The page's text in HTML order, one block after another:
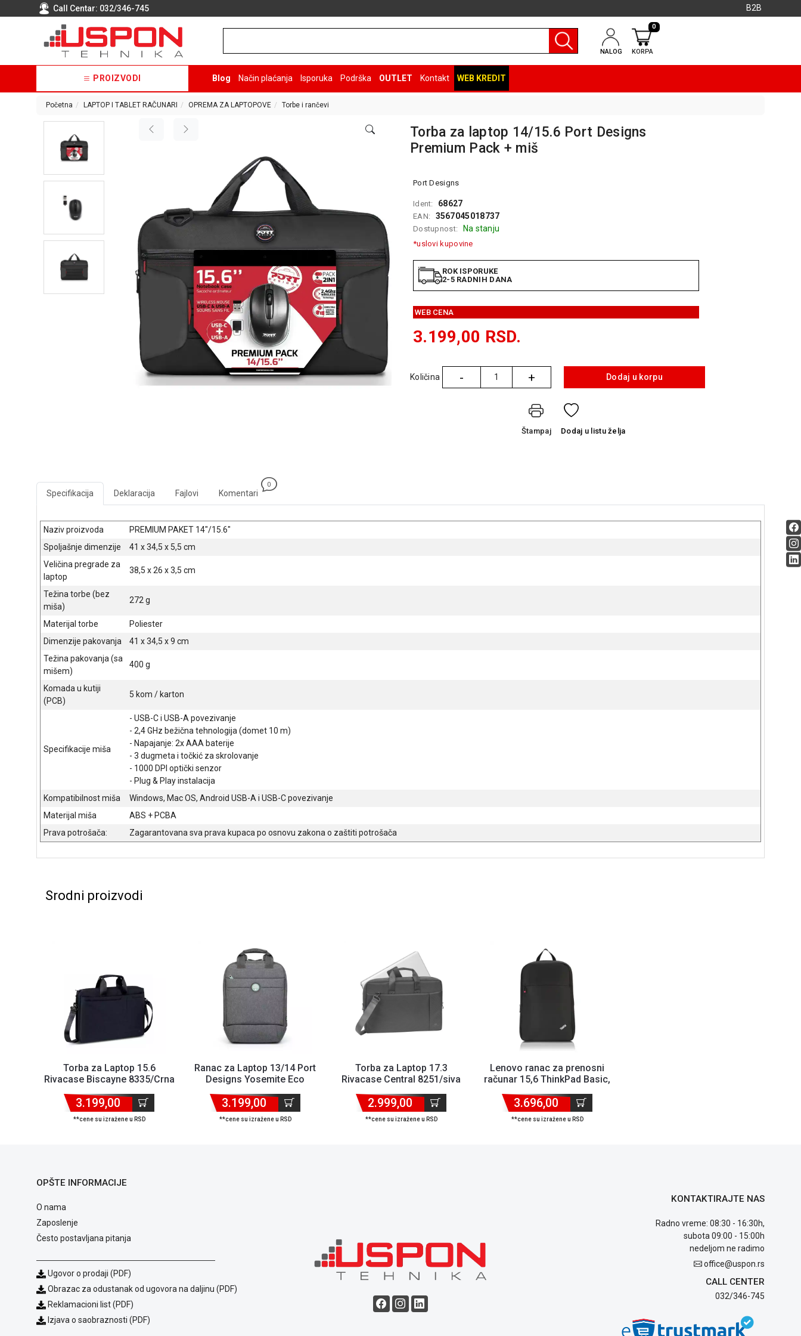
Call Centar: 032/346-745 B2B
NALOG KORPA
0
PROIZVODI Blog Način plaćanja Isporuka Podrška OUTLET Kontakt WEB KREDIT
Početna LAPTOP I TABLET RAČUNARI OPREMA ZA LAPTOPOVE Torbe i rančevi
Torba za laptop 14/15.6 Port Designs
Premium Pack + miš
Port Designs
Ident: 68627
EAN: 3567045018737
Dostupnost: Na stanju
*uslovi kupovine
ROK ISPORUKE
2-5 RADNIH DANA
WEB CENA
3.199,00 RSD.
Količina - + Dodaj u korpu
Štampaj Dodaj u listu želja
Specifikacija Deklaracija Fajlovi Komentari
0
Naziv proizvoda
PREMIUM PAKET 14"/15.6"
Spoljašnje dimenzije
41 x 34,5 x 5,5 cm
Veličina pregrade za
laptop
38,5 x 26 x 3,5 cm
Težina torbe (bez
miša)
272 g
Materijal torbe
Poliester
Dimenzije pakovanja
41 x 34,5 x 9 cm
Težina pakovanja (sa
mišem)
400 g
Komada u kutiji
(PCB)
5 kom / karton
Specifikacije miša
- USB-C i USB-A povezivanje
- 2,4 GHz bežična tehnologija (domet 10 m)
- Napajanje: 2x AAA baterije
- 3 dugmeta i točkić za skrolovanje
- 1000 DPI optički senzor
- Plug & Play instalacija
Kompatibilnost miša
Windows, Mac OS, Android USB-A i USB-C povezivanje
Materijal miša
ABS + PCBA
Prava potrošača:
Zagarantovana sva prava kupaca po osnovu zakona o zaštiti potrošača
Srodni proizvodi
Torba za Laptop 15.6
Rivacase Biscayne 8335/Crna
3.199,00
**cene su izražene u RSD
Ranac za Laptop 13/14 Port
Designs Yosemite Eco
3.199,00
**cene su izražene u RSD
Torba za Laptop 17.3
Rivacase Central 8251/siva
2.999,00
**cene su izražene u RSD
Lenovo ranac za prenosni
računar 15,6 ThinkPad Basic,
3.696,00
**cene su izražene u RSD
OPŠTE INFORMACIJE
O nama
Zaposlenje
Često postavljana pitanja
Ugovor o prodaji (PDF)
Obrazac za odustanak od ugovora na daljinu (PDF)
Reklamacioni list (PDF)
Izjava o saobraznosti (PDF)
KONTAKTIRAJTE NAS
Radno vreme: 08:30 - 16:30h,
subota 09:00 - 15:00h
nedeljom ne radimo
office@uspon.rs
CALL CENTER
032/346-745